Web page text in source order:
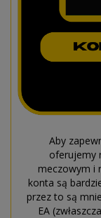
Aby
oferujemy
meczowym i
konta są
przez to są
EA